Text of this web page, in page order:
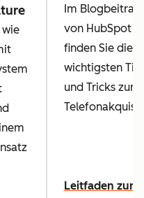
wie
Im Blogbeitrag
von HubSpot
finden Sie die
wichtigsten
und Tricks zur
Telefonakquise.
Leitfaden zur